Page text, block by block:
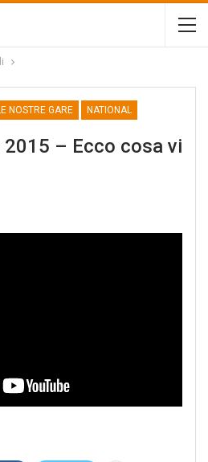
NOSTRE GARE NATIONAL
– Ecco cosa vi